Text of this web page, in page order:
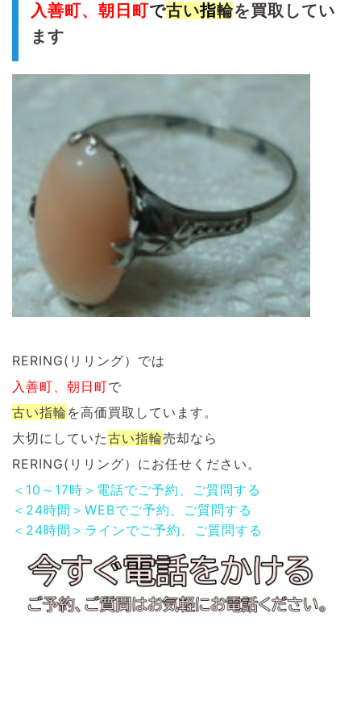
入善町、朝日町で古い指輪を買取してい
ます
RERING(リリング）では
入善町、朝日町で
古い指輪 を高価買取しています。
大切にしていた古い指輪売却なら
RERING(リリング）にお任せください。
＜10～17時＞電話でご予約、ご質問する
＜24時間＞WEBでご予約、ご質問する
＜24時間＞ラインでご予約、ご質問する